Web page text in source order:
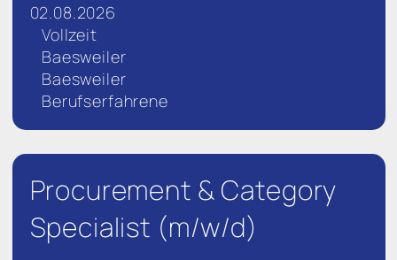
02.08.2026
Vollzeit
Baesweiler
Baesweiler
Berufserfahrene
Procurement & Category
Specialist (m/w/d)